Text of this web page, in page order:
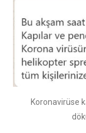
Koronavirüse